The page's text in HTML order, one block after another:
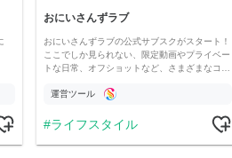
おにいさんずラブ
おにいさんずラブの公式サブスクがスタート！
ここでしか見られない、限定動画やプライベー
トな日常、オフショットなど、さまざまなコ…
運営ツール
ライフスタイル